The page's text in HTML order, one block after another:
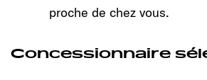
proche de chez vous.
Concessionnaire